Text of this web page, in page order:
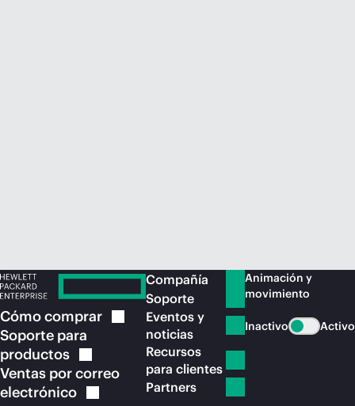
Cómocomprar
Soporte para
productos
Ventas por correo
electrónico
Compañía
Soporte
Eventos y
noticias
Recursos
para clientes
Partners
Animación y
movimiento
Inactivo Activo